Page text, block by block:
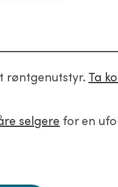
røntgenutstyr.Ta
selgerefor en